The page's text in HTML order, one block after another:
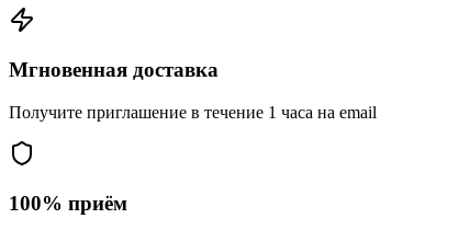
Мгновенная доставка
Получите приглашение в течение 1 часа на email
100% приём